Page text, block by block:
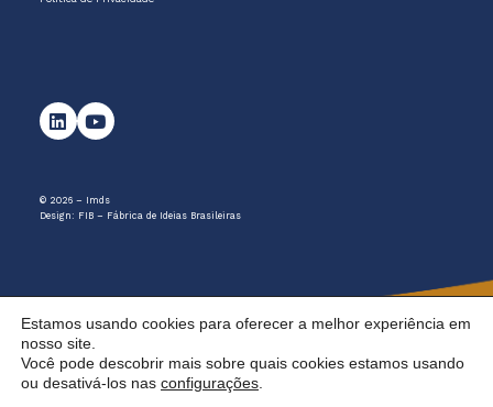
© 2026 – Imds
Design: FIB – Fábrica de Ideias Brasileiras
Estamos usando cookies para oferecer a melhor experiência em
nosso site.
Você pode descobrir mais sobre quais cookies estamos usando
ou desativá-los nas configurações